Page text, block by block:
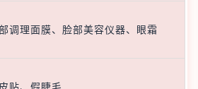
调理面膜、脸部美容仪器、眼霜
贴、假睫毛